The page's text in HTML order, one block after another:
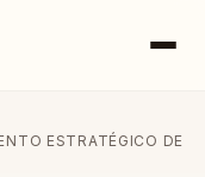
ESTRATÉGICO DE